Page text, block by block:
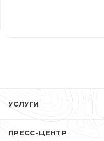
УСЛУГИ
ПРЕСС-ЦЕНТР